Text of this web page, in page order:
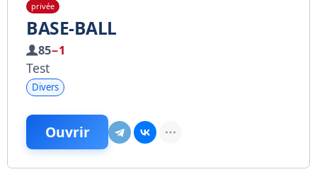
privée
BASE-BALL
85−1
Test
Divers
Ouvrir